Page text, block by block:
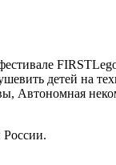
FIRST
детей на
Автономная
России.